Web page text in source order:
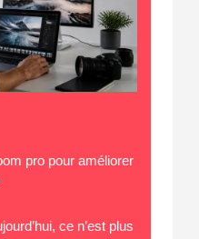
pro pour améliorer
ce n’est plus